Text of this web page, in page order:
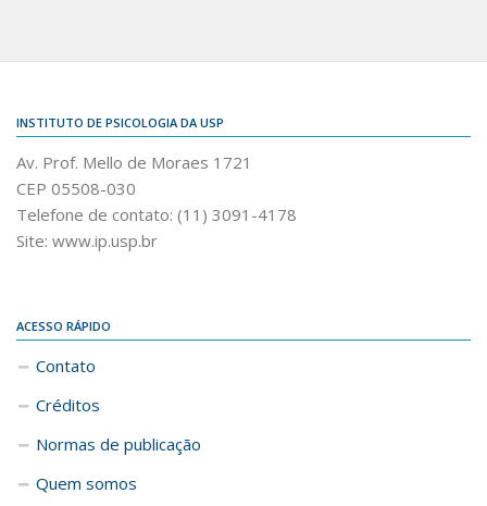
INSTITUTO DE PSICOLOGIA DA USP
Av. Prof. Mello de Moraes 1721
CEP 05508-030
Telefone de contato: (11) 3091-4178
Site: www.ip.usp.br
ACESSO RÁPIDO
Contato
Créditos
Normas de publicação
Quem somos